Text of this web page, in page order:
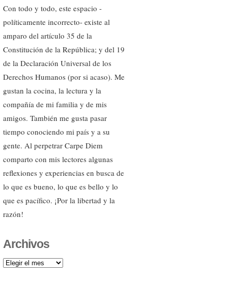
Con todo y todo, este espacio -
políticamente incorrecto- existe al
amparo del artículo 35 de la
Constitución de la República; y del 19
de la Declaración Universal de los
Derechos Humanos (por si acaso). Me
gustan la cocina, la lectura y la
compañía de mi familia y de mis
amigos. También me gusta pasar
tiempo conociendo mi país y a su
gente. Al perpetrar Carpe Diem
comparto con mis lectores algunas
reflexiones y experiencias en busca de
lo que es bueno, lo que es bello y lo
que es pacífico. ¡Por la libertad y la
razón!
Archivos
Archivos